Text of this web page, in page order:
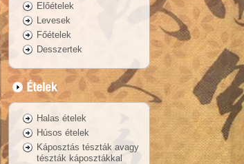
Előételek
Levesek
Főételek
Desszertek
Halas ételek
Húsos ételek
Káposztás tészták avagy
tészták káposztákkal